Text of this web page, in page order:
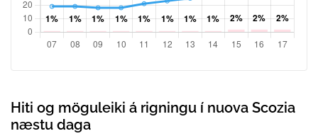
Hiti og möguleiki á rigningu í nuova Scozia
næstu daga